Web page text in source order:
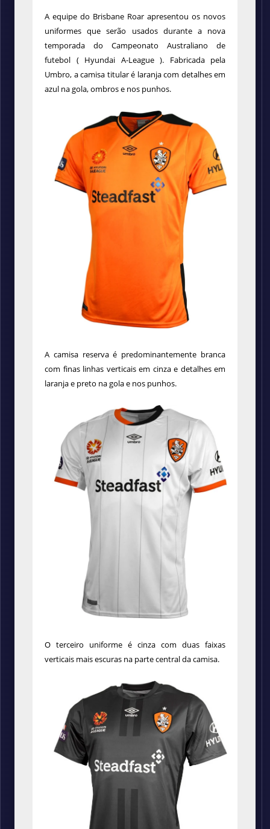
A equipe do Brisbane Roar apresentou os novos
uniformes que serão usados durante a nova
temporada do Campeonato Australiano de
futebol ( Hyundai A-League ). Fabricada pela
Umbro, a camisa titular é laranja com detalhes em
azul na gola, ombros e nos punhos.
A camisa reserva é predominantemente branca
com finas linhas verticais em cinza e detalhes em
laranja e preto na gola e nos punhos.
O terceiro uniforme é cinza com duas faixas
verticais mais escuras na parte central da camisa.